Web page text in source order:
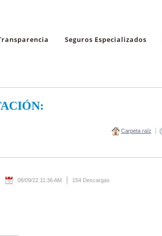
Seguros Especializados
Carpeta raíz
08/09/22 11:36 AM 154 Descargas